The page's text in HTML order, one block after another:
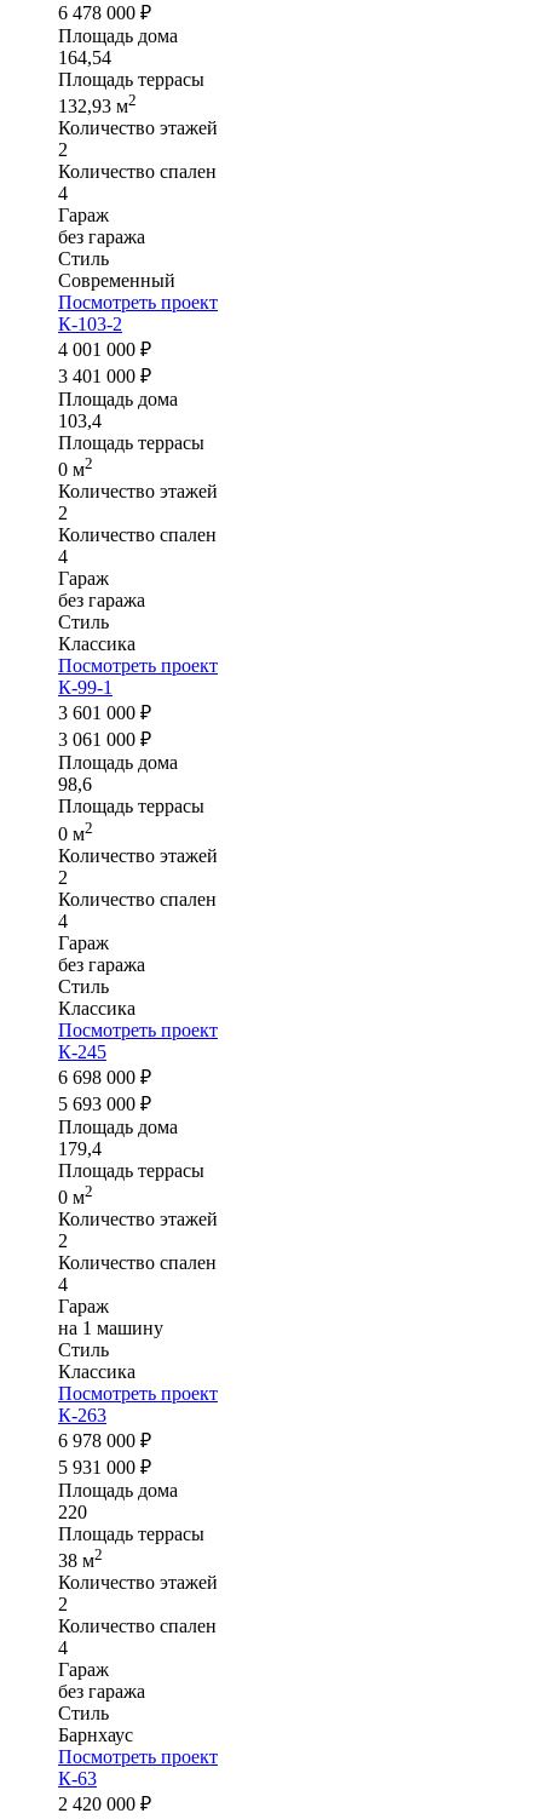
6 478 000 ₽
Площадь дома
164,54
Площадь террасы
132,93 м2
Количество этажей
2
Количество спален
4
Гараж
без гаража
Стиль
Современный
Посмотреть проект
К-103-2
4 001 000 ₽
3 401 000 ₽
Площадь дома
103,4
Площадь террасы
0 м2
Количество этажей
2
Количество спален
4
Гараж
без гаража
Стиль
Классика
Посмотреть проект
К-99-1
3 601 000 ₽
3 061 000 ₽
Площадь дома
98,6
Площадь террасы
0 м2
Количество этажей
2
Количество спален
4
Гараж
без гаража
Стиль
Классика
Посмотреть проект
К-245
6 698 000 ₽
5 693 000 ₽
Площадь дома
179,4
Площадь террасы
0 м2
Количество этажей
2
Количество спален
4
Гараж
на 1 машину
Стиль
Классика
Посмотреть проект
К-263
6 978 000 ₽
5 931 000 ₽
Площадь дома
220
Площадь террасы
38 м2
Количество этажей
2
Количество спален
4
Гараж
без гаража
Стиль
Барнхаус
Посмотреть проект
К-63
2 420 000 ₽